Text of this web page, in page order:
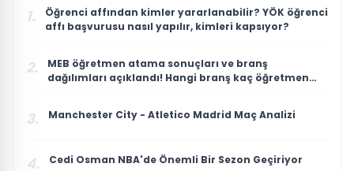
1.
Öğrenci affından kimler yararlanabilir? YÖK öğrenci
affı başvurusu nasıl yapılır, kimleri kapsıyor?
2.
MEB öğretmen atama sonuçları ve branş
dağılımları açıklandı! Hangi branş kaç öğretmen
3. Manchester City - Atletico Madrid Maç Analizi
4. Cedi Osman NBA'de Önemli Bir Sezon Geçiriyor